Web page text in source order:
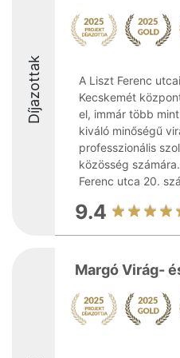
Díjazottak
A Liszt Ferenc
Kecskemét
el, immár több
kiváló minőségű
professzionális
közösség
Ferenc utca 20.
9.4
Margó Virág-